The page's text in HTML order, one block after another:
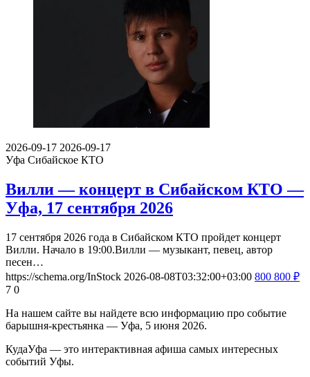
2026-09-17 2026-09-17
Уфа Сибайское КТО
Вилли — концерт в Сибайском КТО —
Уфа, 17 сентября 2026
17 сентября 2026 года в Сибайском КТО пройдет концерт
Вилли. Начало в 19:00.Вилли — музыкант, певец, автор
песен…
https://schema.org/InStock 2026-08-08T03:32:00+03:00 800 800 ₽
7 0
На нашем сайте вы найдете всю информацию про событие
барышня-крестьянка — Уфа, 5 июня 2026.
КудаУфа — это интерактивная афиша самых интересных
событий Уфы.